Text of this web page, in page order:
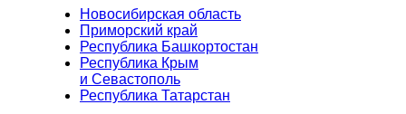
Новосибирская область
Приморский край
Республика Башкортостан
Республика Крым
и Севастополь
Республика Татарстан